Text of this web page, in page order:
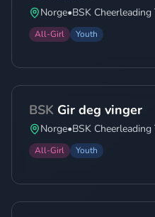
Norge•BSK Cheerleading
All-Girl Youth
BSK Gir deg vinger
Norge•BSK Cheerleading
All-Girl Youth